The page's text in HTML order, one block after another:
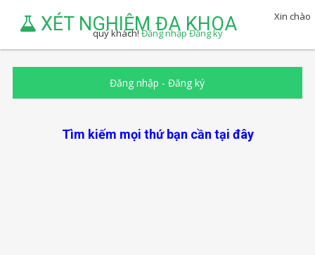
XÉT NGHIỆM ĐA KHOA
Xin chào
quý khách!Đăng nhậpĐăng ký
Đăng nhập -Đăng ký
Tìm kiếm mọi thứ bạn cần tại đây